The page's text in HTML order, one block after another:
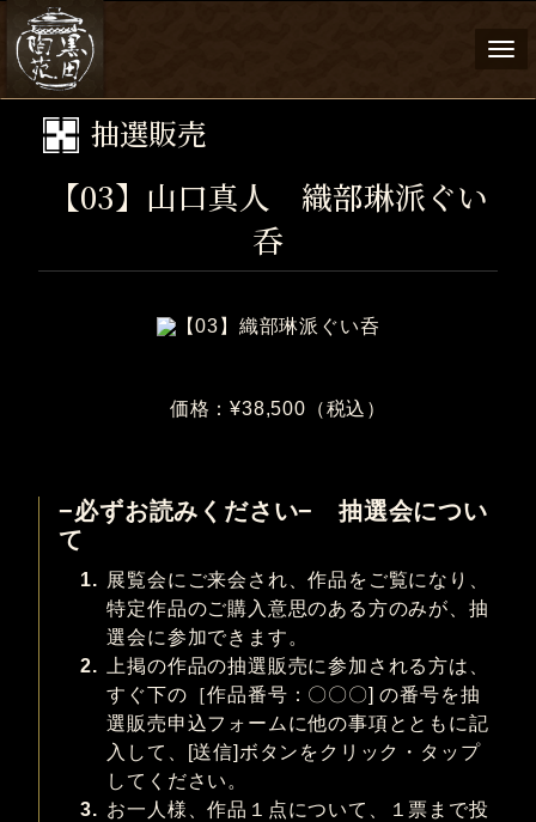
抽選販売
【03】山口真人 織部琳派ぐい
呑
価格：¥38,500（税込）
−必ずお読みください− 抽選会につい
て
1. 展覧会にご来会され、作品をご覧になり、
特定作品のご購入意思のある方のみが、抽
選会に参加できます。
2.
上掲の作品の抽選販売に参加される方は、
すぐ下の［作品番号：〇〇〇] の番号を抽
選販売申込フォームに他の事項とともに記
入して、[送信]ボタンをクリック・タップ
してください。
3. お一人様、作品１点について、１票まで投